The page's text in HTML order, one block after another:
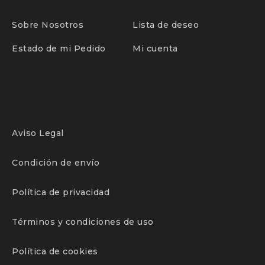
Sobre Nosotros Lista de deseo
Estado de mi Pedido Mi cuenta
Aviso Legal
Condición de envío
Política de privacidad
Términos y condiciones de uso
Política de cookies